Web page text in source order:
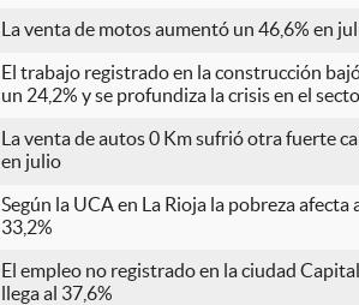
La venta de motos aumentó un 46,6% en
El trabajo registrado en la construcción
un 24,2% y se profundiza la crisis en el
La venta de autos 0 Km sufrió otra fuerte
en julio
Según la UCA en La Rioja la pobreza afecta
33,2%
El empleo no registrado en la ciudad Capital
llega al 37,6%